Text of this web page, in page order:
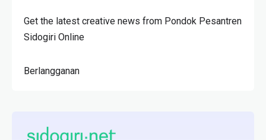
Get the latest creative news from Pondok Pesantren
Sidogiri Online
Berlangganan